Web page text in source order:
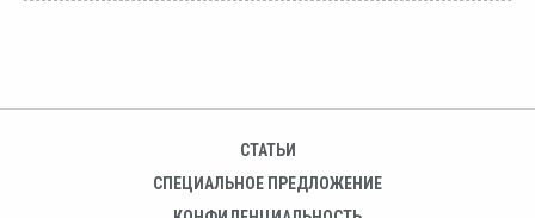
СТАТЬИ
СПЕЦИАЛЬНОЕ ПРЕДЛОЖЕНИЕ